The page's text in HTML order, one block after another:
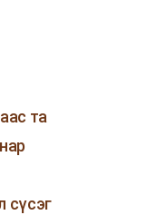
та
сүсэг